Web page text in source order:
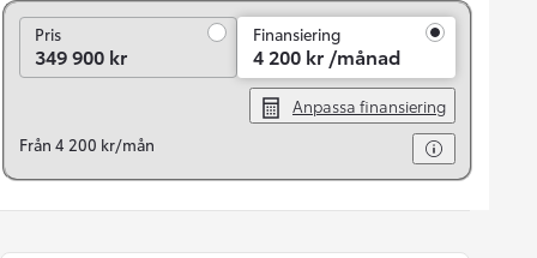
PrisPris
349 900 kr
Finansiering
4 200 kr /månad
Anpassa finansiering
Från 4 200 kr/mån